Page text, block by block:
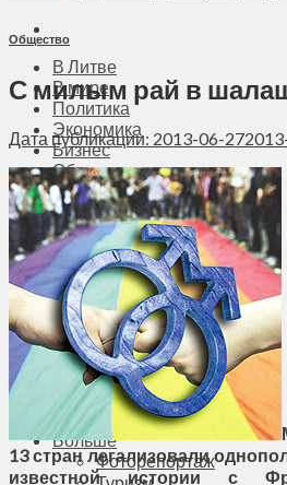
В Литве
В мире
Политика
Экономика
Бизнес
Общество
Мнения
Вильнюс
Клайпеда
Висагинас
Регионы
Соседи
Транспорт
Выбор читателей
Калейдоскоп
Армия
Сейм Литвы
Культура
Больше
Фоторепортаж
Общество
С милым рай в
Дата публикации: 2013-06-27
13 стран легализовали
известной истории с